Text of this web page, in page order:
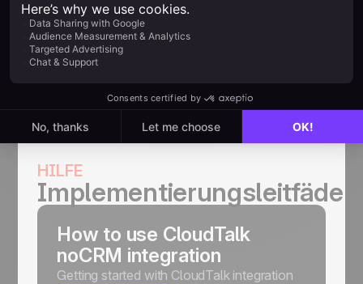
zu, die Ihnen helfen, die Leistung Ihres
Vertriebsteams kontinuierlich zu
verbessern.
HILFE
Implementierungsleitfäden
How to use CloudTalk
noCRM integration
Getting started with CloudTalk integration